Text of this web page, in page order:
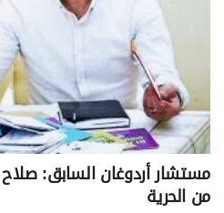
مستشار أردوغان السابق:
من الحرية